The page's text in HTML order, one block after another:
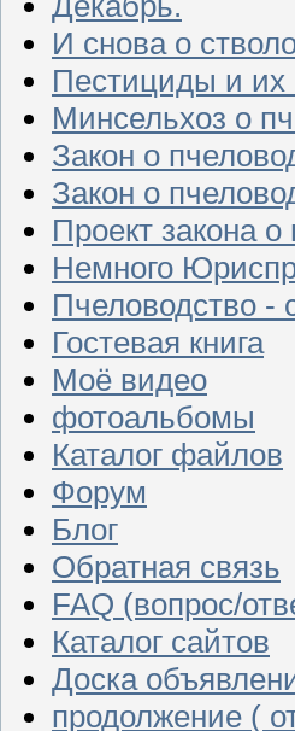
И снова о
Пестициды и их
Минсельхоз о
Закон о
Закон о
Проект закона о
Немного
Пчеловодство -
Гостевая книга
Моё видео
фотоальбомы
Каталог файлов
Форум
Блог
Обратная связь
FAQ (вопрос/
Каталог сайтов
Доска
продолжение (